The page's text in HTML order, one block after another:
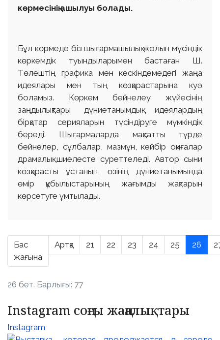
көрмесінің ашылуы болады.
Бұл көрмеде біз шығармашылық жолын мүсіндік
көркемдік туындыларымен бастаған Ш.
Төлештің графика мен кескіндемедегі жаңа
идеялары мен тың көзқарастарына куә
боламыз. Көркем бейнелеу жүйесінің
заңдылықтары дүниетанымдық идеялардың
бірқатар серияларын түсіндіруге мүмкіндік
береді. Шығармаларда мақсатты түрде
бейнелер, сұлбалар, мазмұн, кейбір оқиғалар
драмалық шиелесте суреттеледі. Автор сыни
көзқарасты ұстанып, өзінің дүниетанымында
өмір құбылыстарының жағымды жақтарын
көрсетуге ұмтылады.
Бас
жағына
Артқа 21 22 23 24 25 26
26 бет. Барлығы: 77
Instagram соңғы жаңалықтары
Instagram